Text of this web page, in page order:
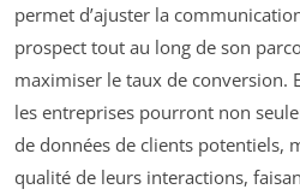
permet d’ajuster la
prospect tout au long de son
maximiser le taux de conversion.
les entreprises pourront non
de données de clients potentiels,
qualité de leurs interactions,